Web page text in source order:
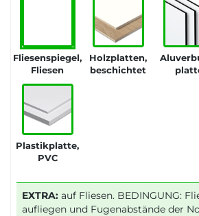
Fliesenspiegel,
Fliesen
Holzplatten,
beschichtet
Plastikplatte,
PVC
EXTRA: auf Fliesen. BEDINGUNG:
aufliegen und Fugenabstände der